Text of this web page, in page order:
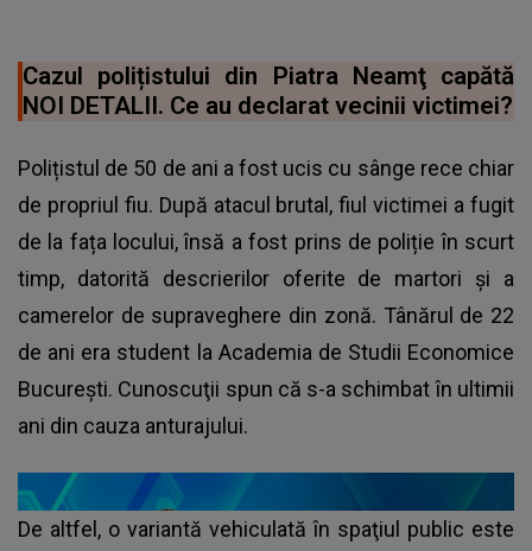
Cazul polițistului din Piatra Neamţ capătă
NOI DETALII. Ce au declarat vecinii victimei?
Polițistul de 50 de ani a fost ucis cu sânge rece chiar
de propriul fiu. După atacul brutal, fiul victimei a fugit
de la fața locului, însă a fost prins de poliție în scurt
timp, datorită descrierilor oferite de martori și a
camerelor de supraveghere din zonă. Tânărul de 22
de ani era student la Academia de Studii Economice
București. Cunoscuţii spun că s-a schimbat în ultimii
ani din cauza anturajului.
De altfel, o variantă vehiculată în spaţiul public este